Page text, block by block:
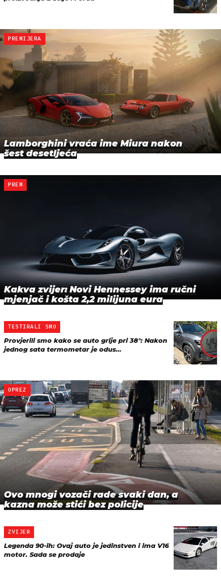
PREMIJERA
Lamborghini vraća ime Miura nakon
šest desetljeća
PREM
Kakva zvijer: Novi Hennessey ima ručni
mjenjač i košta 2,2 milijuna eura
TESTIRALI SMO
Provjerili smo kako se auto grije pri 38°: Nakon
jednog sata termometar je odus…
OPREZ
Ovo mnogi vozači rade svaki dan, a
kazna može stići bez policije
ZVIJER
Legenda 90-ih: Ovaj auto je jedinstven i ima V16
motor. Sada se prodaje